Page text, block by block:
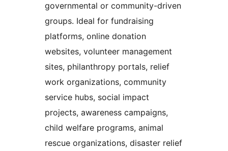
governmental or community-driven
groups. Ideal for fundraising
platforms, online donation
websites, volunteer management
sites, philanthropy portals, relief
work organizations, community
service hubs, social impact
projects, awareness campaigns,
child welfare programs, animal
rescue organizations, disaster relief